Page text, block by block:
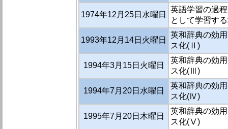
1974年12月25日水曜日
英語学習の過
として学習す
1993年12月14日火曜日
英和辞典の効
ス化(Ⅱ)
1994年3月15日火曜日
英和辞典の効
ス化(Ⅲ)
1994年7月20日水曜日
英和辞典の効
ス化(Ⅳ)
1995年7月20日木曜日
英和辞典の効
ス化(Ⅴ)